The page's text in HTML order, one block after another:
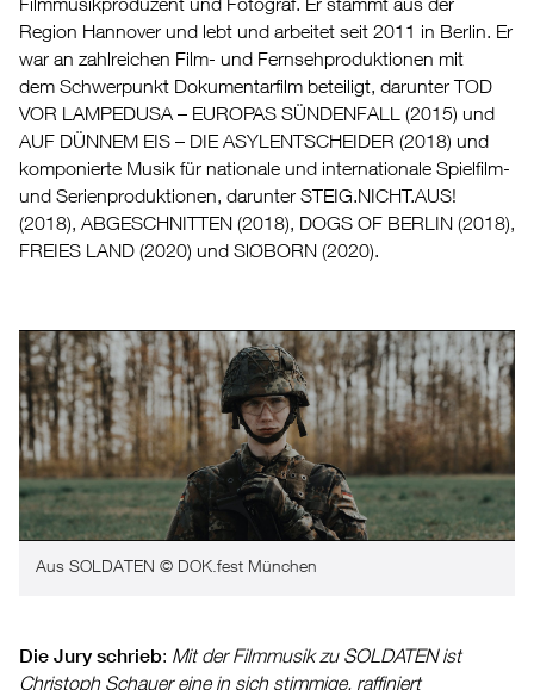
Region Hannover und lebt und arbeitet seit 2011 in Berlin. Er
war an zahlreichen Film- und Fernsehproduktionen mit
dem Schwerpunkt Dokumentarfilm beteiligt, darunter TOD
VOR LAMPEDUSA – EUROPAS SÜNDENFALL (2015) und
AUF DÜNNEM EIS – DIE ASYLENTSCHEIDER (2018) und
komponierte Musik für nationale und internationale Spielfilm-
und Serienproduktionen, darunter STEIG.NICHT.AUS!
(2018), ABGESCHNITTEN (2018), DOGS OF BERLIN (2018),
FREIES LAND (2020) und SlØBORN (2020).
Aus SOLDATEN © DOK.fest München
Die Jury schrieb: Mit der Filmmusik zu SOLDATEN ist
Christoph Schauer eine in sich stimmige, raffiniert